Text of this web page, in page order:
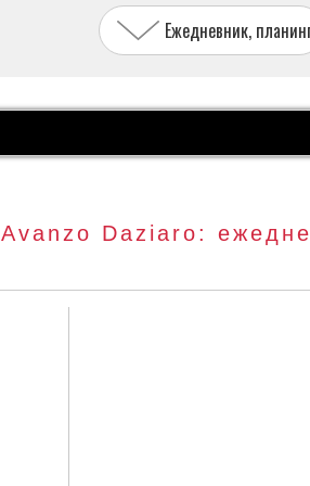
Ежедневник,
Avanzo Daziaro: